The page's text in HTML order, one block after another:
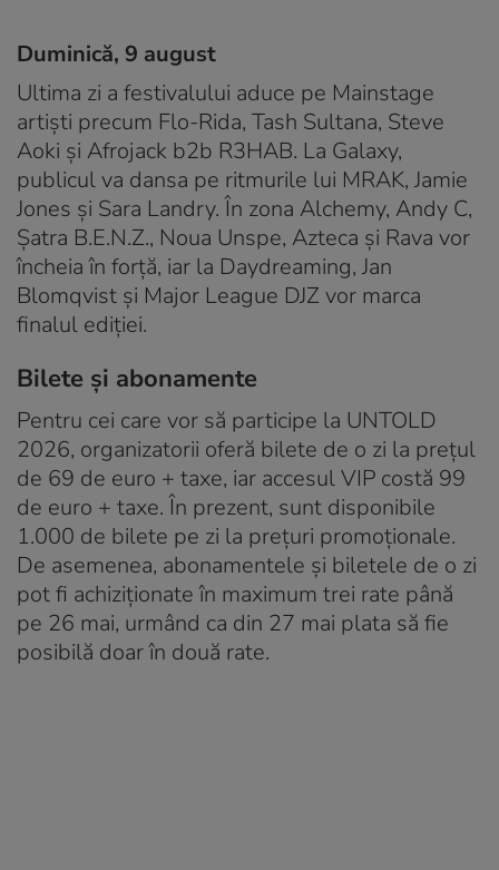
Duminică, 9 august
Ultima zi a festivalului aduce pe Mainstage
artiști precum Flo-Rida, Tash Sultana, Steve
Aoki și Afrojack b2b R3HAB. La Galaxy,
publicul va dansa pe ritmurile lui MRAK, Jamie
Jones și Sara Landry. În zona Alchemy, Andy C,
Șatra B.E.N.Z., Noua Unspe, Azteca și Rava vor
încheia în forță, iar la Daydreaming, Jan
Blomqvist și Major League DJZ vor marca
finalul ediției.
Bilete și abonamente
Pentru cei care vor să participe la UNTOLD
2026, organizatorii oferă bilete de o zi la prețul
de 69 de euro + taxe, iar accesul VIP costă 99
de euro + taxe. În prezent, sunt disponibile
1.000 de bilete pe zi la prețuri promoționale.
De asemenea, abonamentele și biletele de o zi
pot fi achiziționate în maximum trei rate până
pe 26 mai, urmând ca din 27 mai plata să fie
posibilă doar în două rate.